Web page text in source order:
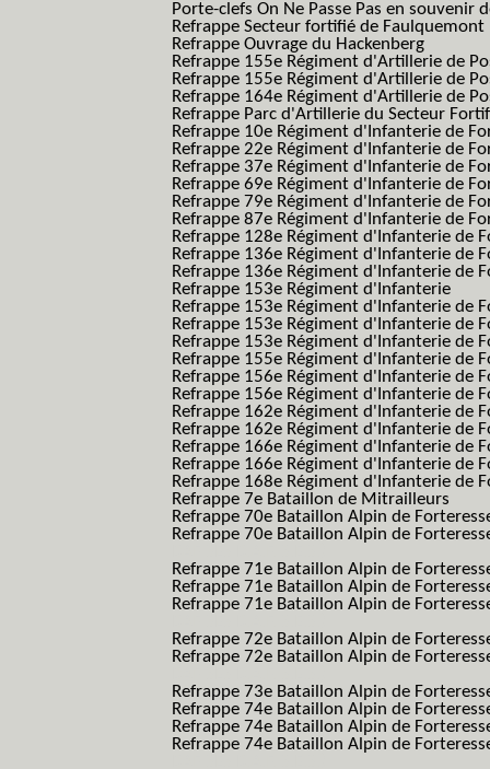
Porte-clefs On Ne Passe Pas en souvenir
Refrappe Secteur fortifié de Faulquemont
Refrappe Ouvrage du Hackenberg
Refrappe 155e Régiment d'Artillerie de
Refrappe 155e Régiment d'Artillerie de
Refrappe 164e Régiment d'Artillerie de
Refrappe Parc d'Artillerie du Secteur
Refrappe 10e Régiment d'Infanterie de
Refrappe 22e Régiment d'Infanterie de
Refrappe 37e Régiment d'Infanterie de
Refrappe 69e Régiment d'Infanterie de
Refrappe 79e Régiment d'Infanterie de
Refrappe 87e Régiment d'Infanterie de
Refrappe 128e Régiment d'Infanterie de
Refrappe 136e Régiment d'Infanterie de
Refrappe 136e Régiment d'Infanterie de
Refrappe 153e Régiment d'Infanterie
Refrappe 153e Régiment d'Infanterie de
Refrappe 153e Régiment d'Infanterie de
Refrappe 153e Régiment d'Infanterie de
Refrappe 155e Régiment d'Infanterie de
Refrappe 156e Régiment d'Infanterie de
Refrappe 156e Régiment d'Infanterie de
Refrappe 162e Régiment d'Infanterie de
Refrappe 162e Régiment d'Infanterie de
Refrappe 166e Régiment d'Infanterie de
Refrappe 166e Régiment d'Infanterie de
Refrappe 168e Régiment d'Infanterie de
Refrappe 7e Bataillon de Mitrailleurs
Refrappe 70e Bataillon Alpin de
Refrappe 70e Bataillon Alpin de
Refrappe 71e Bataillon Alpin de
Refrappe 71e Bataillon Alpin de
Refrappe 71e Bataillon Alpin de
Refrappe 72e Bataillon Alpin de
Refrappe 72e Bataillon Alpin de
Refrappe 73e Bataillon Alpin de
Refrappe 74e Bataillon Alpin de
Refrappe 74e Bataillon Alpin de
Refrappe 74e Bataillon Alpin de